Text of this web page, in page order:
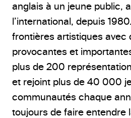
anglais à un jeune public,
l’international, depuis
frontières artistiques avec
provocantes et
plus de 200
et rejoint plus de 40 000
communautés chaque
toujours de faire entendre